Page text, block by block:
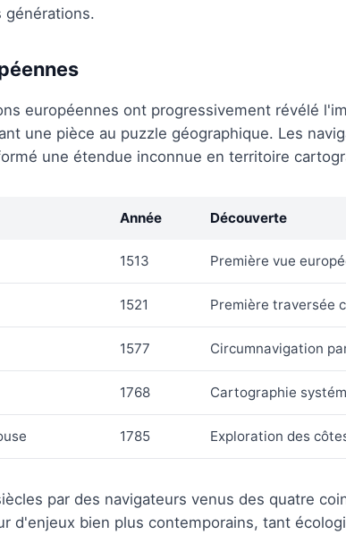
générations.
européennes ont progressivement révélé
une pièce au puzzle géographique. Les
une étendue inconnue en territoire
Année Découverte
1513 Première vue
1521 Première traversée
1577 Circumnavigation
1768 Cartographie
1785 Exploration des
par des navigateurs venus des quatre
d'enjeux bien plus contemporains, tant